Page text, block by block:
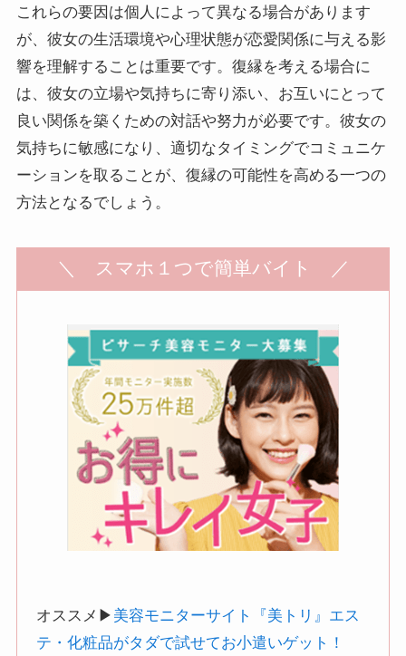
これらの要因は個人によって異なる場合があります
が、彼女の生活環境や心理状態が恋愛関係に与える影
響を理解することは重要です。復縁を考える場合に
は、彼女の立場や気持ちに寄り添い、お互いにとって
良い関係を築くための対話や努力が必要です。彼女の
気持ちに敏感になり、適切なタイミングでコミュニケ
ーションを取ることが、復縁の可能性を高める一つの
方法となるでしょう。
＼ スマホ１つで簡単バイト ／
オススメ▶︎ 美容モニターサイト『美トリ』エス
テ・化粧品がタダで試せてお小遣いゲット！